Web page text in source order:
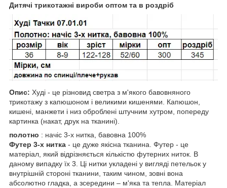
Дитячі трикотажні вироби оптом та в роздріб
Опис: Худі - це різновид светра з м'якого бавовняного
трикотажу з капюшоном і великими кишенями. Капюшон,
кишені, манжети і низ оброблені штучним хутром, попереду
картинка (накат, друк на тканині).
полотно : начіс 3-х нитка, бавовна 100%
Футер 3-х нитка - це дуже якісна тканина. Футер - це
матеріал, який відрізняється кількістю футерних ниток. В
даному випадку їх 3. Ці нитки укладені у вигляді петельок у
внутрішній стороні тканини, таким чином, зовні вона
абсолютно гладка, а зсередини – м'яка та тепла. Матеріал